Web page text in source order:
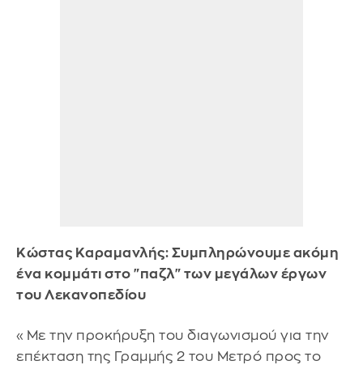
Κώστας Καραμανλής: Συμπληρώνουμε ακόμη
ένα κομμάτι στο "παζλ" των μεγάλων έργων
του Λεκανοπεδίου
«Με την προκήρυξη του διαγωνισμού για την
επέκταση της Γραμμής 2 του Μετρό προς το